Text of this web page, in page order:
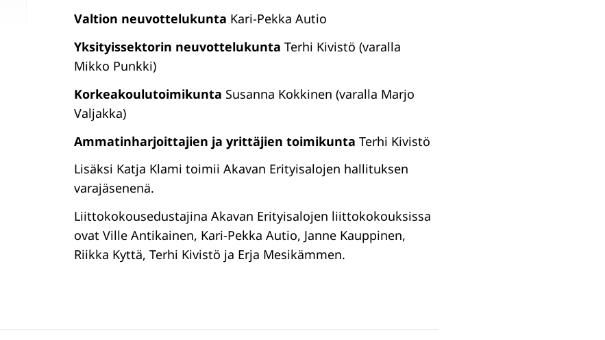
Valtion neuvottelukunta Kari-Pekka Autio
Yksityissektorin neuvottelukunta Terhi Kivistö (varalla
Mikko Punkki)
Korkeakoulutoimikunta Susanna Kokkinen (varalla Marjo
Valjakka)
Ammatinharjoittajien ja yrittäjien toimikunta Terhi Kivistö
Lisäksi Katja Klami toimii Akavan Erityisalojen hallituksen
varajäsenenä.
Liittokokousedustajina Akavan Erityisalojen liittokokouksissa
ovat Ville Antikainen, Kari-Pekka Autio, Janne Kauppinen,
Riikka Kyttä, Terhi Kivistö ja Erja Mesikämmen.